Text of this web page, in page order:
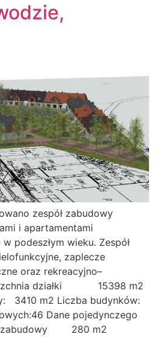
zespół zabudowy
i apartamentami
podeszłym wieku. Zespół
zaplecze
oraz rekreacyjno–
działki 15398 m2
3410 m2 Liczba budynków:
Dane pojedynczego
zabudowy 280 m2